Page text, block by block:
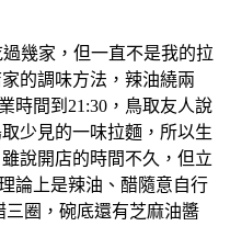
幾家，但一直不是我的拉
的調味方法，辣油繞兩
時間到21:30，鳥取友人說
少見的一味拉麵，所以生
說開店的時間不久，但立
論上是辣油、醋隨意自行
圈，碗底還有芝麻油醬